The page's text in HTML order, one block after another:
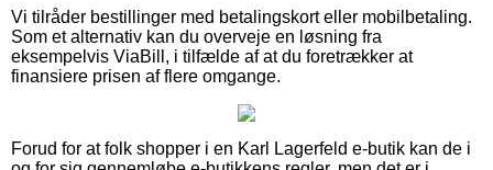
Vi tilråder bestillinger med betalingskort eller mobilbetaling.
Som et alternativ kan du overveje en løsning fra
eksempelvis ViaBill, i tilfælde af at du foretrækker at
finansiere prisen af flere omgange.
Forud for at folk shopper i en Karl Lagerfeld e-butik kan de i